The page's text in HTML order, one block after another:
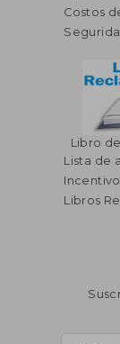
40%
dcto.
Costos
Libro
Lista de
Libros